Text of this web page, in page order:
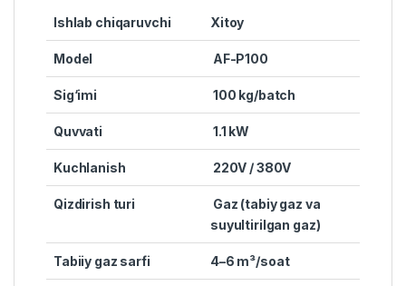
Ishlab chiqaruvchi Xitoy
Model AF-P100
Sig‘imi 100 kg/batch
Quvvati 1.1 kW
Kuchlanish 220V / 380V
Qizdirish turi
Gaz (tabiy gaz va
suyultirilgan gaz)
Tabiiy gaz sarfi 4–6 m³/soat